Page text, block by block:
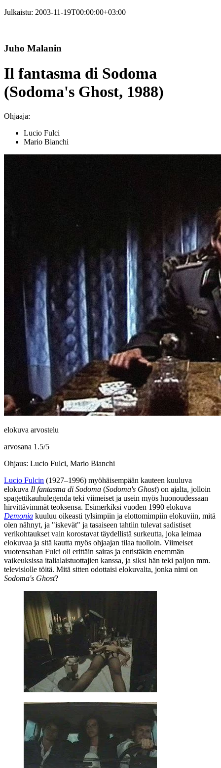
Julkaistu: 2003-11-19T00:00:00+03:00
Juho Malanin
Il fantasma di Sodoma
(Sodoma's Ghost, 1988)
Ohjaaja:
Lucio Fulci
Mario Bianchi
elokuva arvostelu
arvosana 1.5/5
Ohjaus: Lucio Fulci, Mario Bianchi
Lucio Fulcin (1927–1996) myöhäisempään kauteen kuuluva
elokuva Il fantasma di Sodoma (Sodoma's Ghost) on ajalta, jolloin
spagettikauhulegenda teki viimeiset ja usein myös huonoudessaan
hirvittävimmät teoksensa. Esimerkiksi vuoden 1990 elokuva
Demonia kuuluu oikeasti tylsimpiin ja elottomimpiin elokuviin, mitä
olen nähnyt, ja "iskevät" ja tasaiseen tahtiin tulevat sadistiset
verikohtaukset vain korostavat täydellistä surkeutta, joka leimaa
elokuvaa ja sitä kautta myös ohjaajan tilaa tuolloin. Viimeiset
vuotensahan Fulci oli erittäin sairas ja entistäkin enemmän
vaikeuksissa italialaistuottajien kanssa, ja siksi hän teki paljon mm.
televisiolle töitä. Mitä sitten odottaisi elokuvalta, jonka nimi on
Sodoma's Ghost?